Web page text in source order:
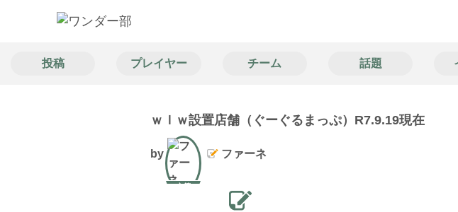
投稿 プレイヤー チーム 話題
ｗｌｗ設置店舗（ぐーぐるまっぷ）R7.9.19現在
by
文筆
ファーネ